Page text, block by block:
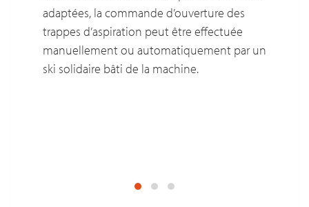
adaptées, la commande d’ouverture des
trappes d’aspiration peut être effectuée
manuellement ou automatiquement par un
ski solidaire bâti de la machine.